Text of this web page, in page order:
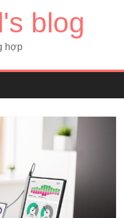
blog
hợp